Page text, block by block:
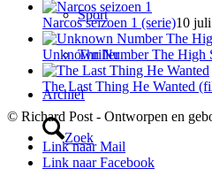
Sport
Thriller
Archief
Zoek
Narcos seizoen 1 (serie)10
Unknown Number The High
The Last Thing He Wanted
© Richard Post - Ontworpen en
Link naar Mail
Link naar Facebook